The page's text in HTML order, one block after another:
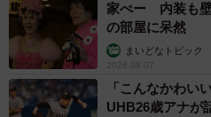
家ぺー 内装も
の部屋に呆然
まいどなトピック
2026.08.07
「こんなかわい
UHB26歳アナ